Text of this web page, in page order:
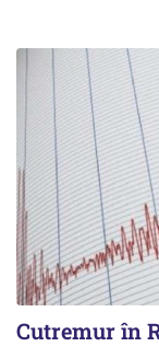
Cutremur în